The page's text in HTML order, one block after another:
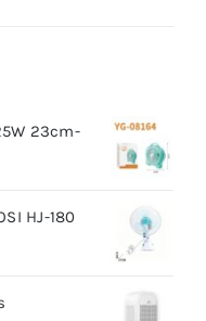
23cm-
HJ-180